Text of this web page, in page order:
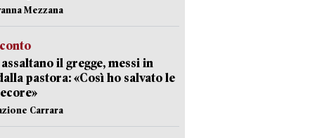
Mezzana
il gregge, messi in
pastora: «Così ho salvato le
Carrara